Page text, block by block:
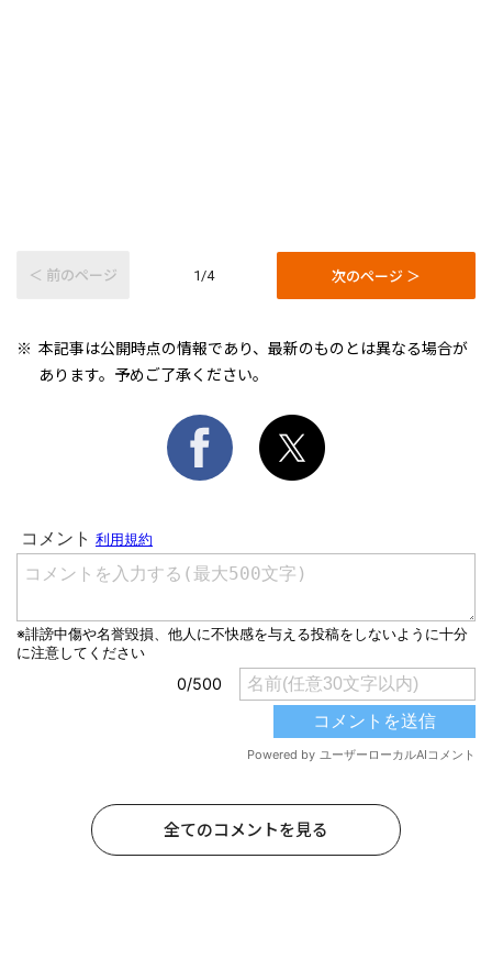
＜ 前のページ 1/4 次のページ ＞
本記事は公開時点の情報であり、最新のものとは異なる場合が
あります。予めご了承ください。
全てのコメントを見る